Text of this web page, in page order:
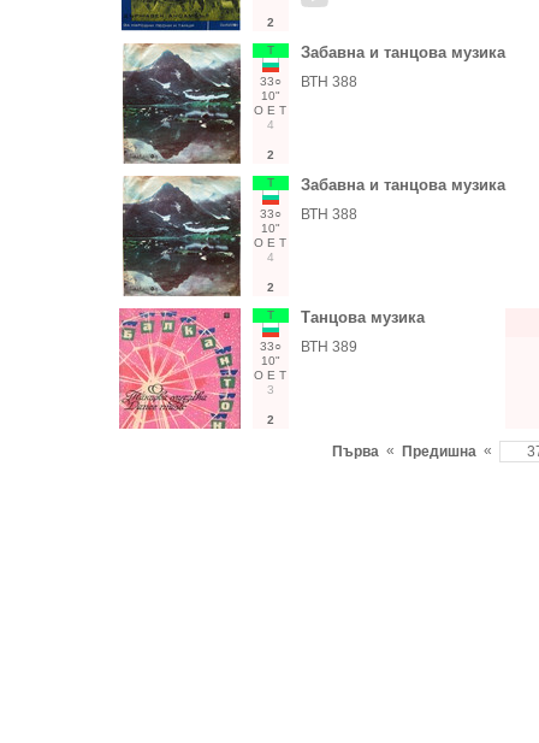
2
Т
33○
10"
О Е Т
4
2
Забавна и танцова музика
ВТН 388
Т
33○
10"
О Е Т
4
2
Забавна и танцова музика
ВТН 388
Т
33○
10"
О Е Т
3
2
Танцова музика
ВТН 389
Първа « Предишна «